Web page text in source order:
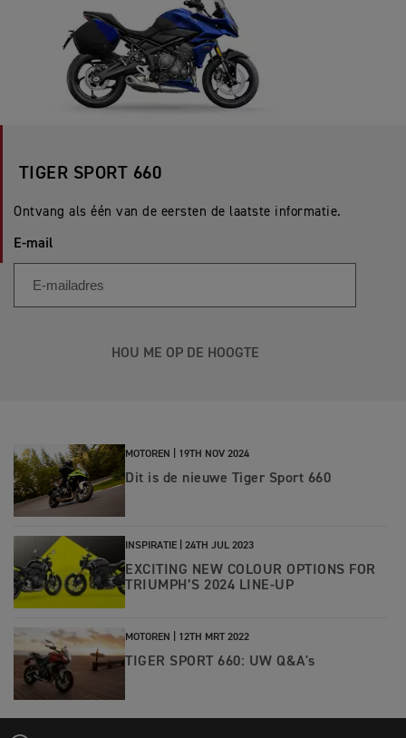
TIGER SPORT 660
Ontvang als één van de eersten de laatste informatie.
E-mail
HOU ME OP DE HOOGTE
MOTOREN | 19TH NOV 2024
Dit is de nieuwe Tiger Sport 660
INSPIRATIE | 24TH JUL 2023
EXCITING NEW COLOUR OPTIONS FOR
TRIUMPH’S 2024 LINE-UP
MOTOREN | 12TH MRT 2022
TIGER SPORT 660: UW Q&A's